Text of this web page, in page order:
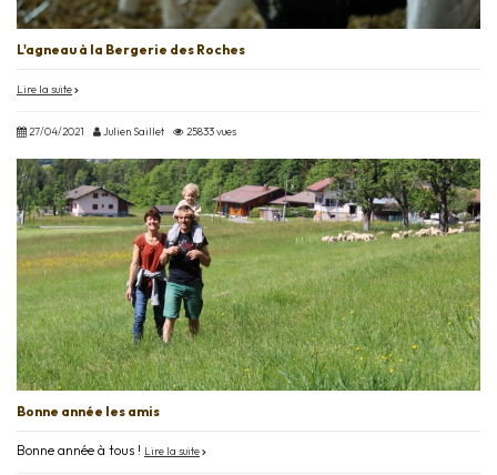
L'agneau à la Bergerie des Roches
Lire la suite
27/04/2021 Julien Saillet 25833 vues
Bonne année les amis
Bonne année à tous ! Lire la suite